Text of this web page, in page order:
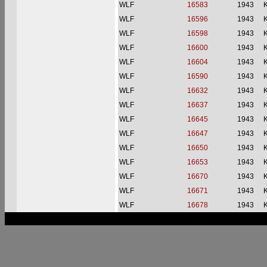
WLF 16583 1943
WLF
16596 1943
WLF
16598 1943
WLF
16600 1943
WLF
16604 1943
WLF
16590 1943
WLF
16632 1943
WLF
16637 1943
WLF
16645 1943
WLF
16647 1943
WLF
16650 1943
WLF
16653 1943
WLF
16670 1943
WLF
16671 1943
WLF
16678 1943